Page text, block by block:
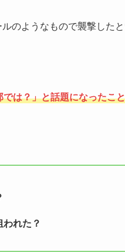
のようなもので襲撃した
は？」と話題になったこ
われた？